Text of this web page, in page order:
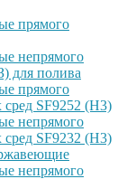
прямого
непрямого
для полива
прямого
сред SF9252 (H3)
непрямого
сред SF9232 (H3)
непрямого